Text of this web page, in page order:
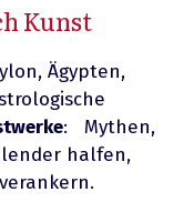
Kunst
Ägypten,
: Mythen,
halfen,